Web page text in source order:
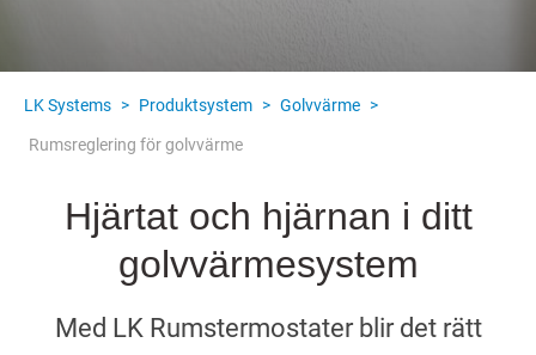
LK Systems > Produktsystem > Golvvärme >
Rumsreglering för golvvärme
Hjärtat och hjärnan i ditt
golvvärmesystem
Med LK Rumstermostater blir det rätt